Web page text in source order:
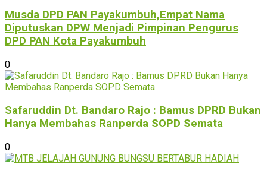
Musda DPD PAN Payakumbuh,Empat Nama
Diputuskan DPW Menjadi Pimpinan Pengurus
DPD PAN Kota Payakumbuh
0
Safaruddin Dt. Bandaro Rajo : Bamus DPRD Bukan
Hanya Membahas Ranperda SOPD Semata
0